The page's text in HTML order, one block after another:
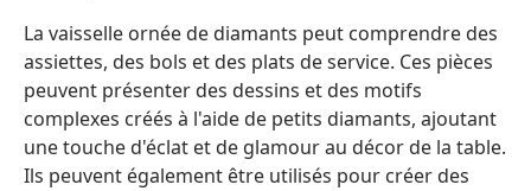
La vaisselle ornée de diamants peut comprendre des
assiettes, des bols et des plats de service. Ces pièces
peuvent présenter des dessins et des motifs
complexes créés à l'aide de petits diamants, ajoutant
une touche d'éclat et de glamour au décor de la table.
Ils peuvent également être utilisés pour créer des